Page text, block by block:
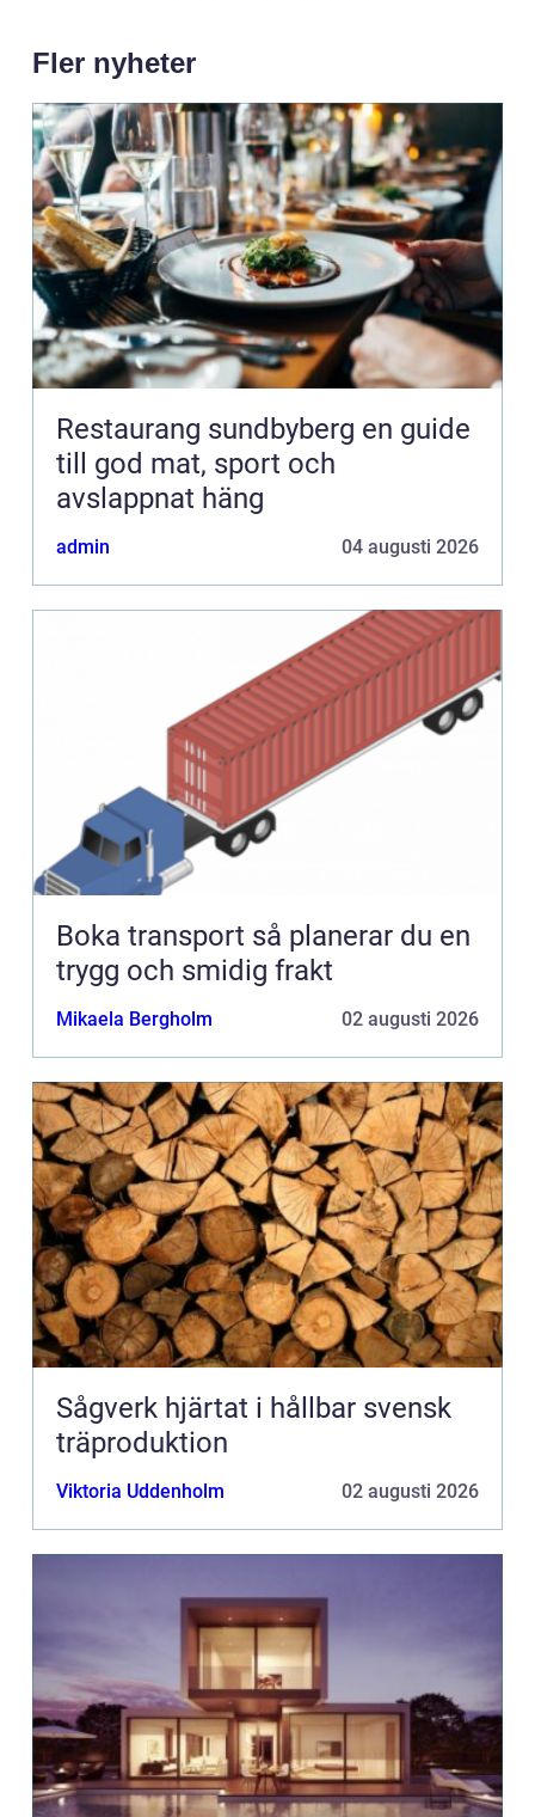
Fler nyheter
Restaurang sundbyberg en guide
till god mat, sport och
avslappnat häng
admin 04 augusti 2026
Boka transport så planerar du en
trygg och smidig frakt
Mikaela Bergholm 02 augusti 2026
Sågverk hjärtat i hållbar svensk
träproduktion
Viktoria Uddenholm 02 augusti 2026